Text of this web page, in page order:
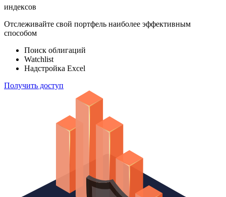
индексов
Отслеживайте свой портфель наиболее эффективным
способом
Поиск облигаций
Watchlist
Надстройка Excel
Получить доступ